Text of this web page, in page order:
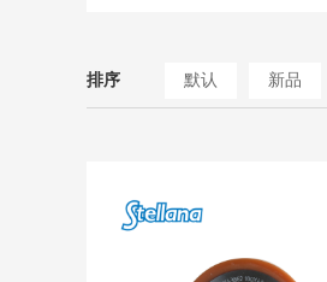
排序 默认 新品